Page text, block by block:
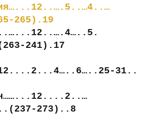
265).19
241).17
31..
273)..8